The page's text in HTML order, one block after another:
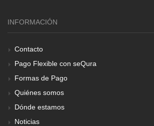
INFORMACIÓN
Contacto
Pago Flexible con seQura
Formas de Pago
Quiénes somos
Dónde estamos
Noticias